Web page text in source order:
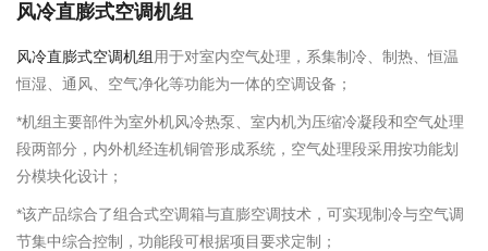
风冷直膨式空调机组
风冷直膨式空调机组 用于对室内空气处理，系集制冷、制热、恒温
恒湿、通风、空气净化等功能为一体的空调设备；
*机组主要部件为室外机风冷热泵、室内机为压缩冷凝段和空气处理
段两部分，内外机经连机铜管形成系统，空气处理段采用按功能划
分模块化设计；
*该产品综合了组合式空调箱与直膨空调技术，可实现制冷与空气调
节集中综合控制，功能段可根据项目要求定制；